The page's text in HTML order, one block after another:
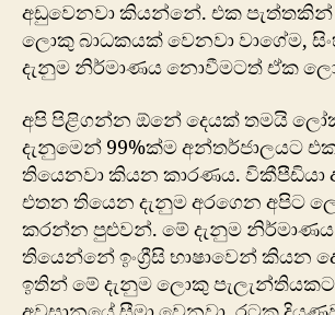
අඩුවෙනවා කියන්නේ. එක පැත්තකින්
ලොකු බාධකයක් වෙනවා වාගේම,
දැනුම නිර්මාණය නොවීමටත් ඒක
අපි පිළිගන්න ඕනේ දෙයක් තමයි
දැනුමෙන් 99%ක්ම අන්තර්ජාලයට
තියෙනවා කියන කාරණය.
එතන තියෙන දැනුම අරගෙන අපිට
කරන්න පුළුවන්. මේ දැනුම නිර්මාණය
තියෙන්නේ ඉංග්‍රීසි භාෂාවෙන් කියන
ඉතින් මේ දැනුම ලොකු